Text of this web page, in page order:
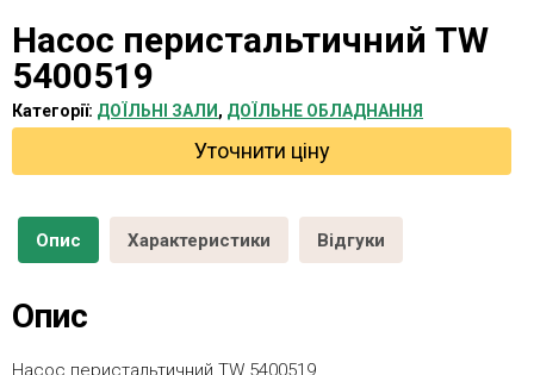
Насос перистальтичний TW
5400519
Категорії: ДОЇЛЬНІ ЗАЛИ , ДОЇЛЬНЕ ОБЛАДНАННЯ
Уточнити ціну
Опис Характеристики Відгуки
Опис
Насос перистальтичний TW 5400519